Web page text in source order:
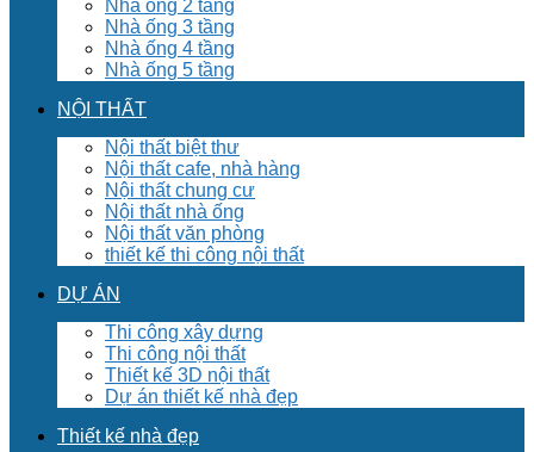
Nhà ống 2 tầng
Nhà ống 3 tầng
Nhà ống 4 tầng
Nhà ống 5 tầng
NỘI THẤT
Nội thất biệt thư
Nội thất cafe, nhà hàng
Nội thất chung cư
Nội thất nhà ống
Nội thất văn phòng
thiết kế thi công nội thất
DỰ ÁN
Thi công xây dựng
Thi công nội thất
Thiết kế 3D nội thất
Dự án thiết kế nhà đẹp
Thiết kế nhà đẹp